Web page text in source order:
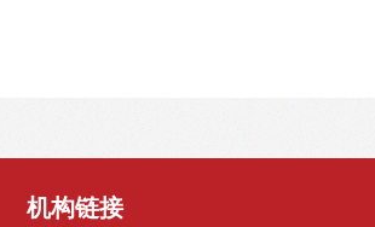
机构链接